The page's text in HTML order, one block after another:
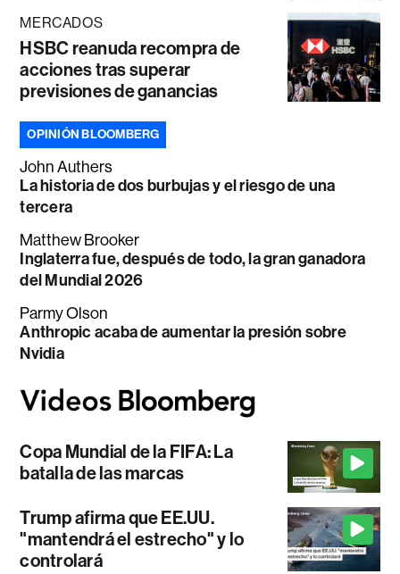
MERCADOS
HSBC reanuda recompra de
acciones tras superar
previsiones de ganancias
OPINIÓN BLOOMBERG
John Authers
La historia de dos burbujas y el riesgo de una
tercera
Matthew Brooker
Inglaterra fue, después de todo, la gran ganadora
del Mundial 2026
Parmy Olson
Anthropic acaba de aumentar la presión sobre
Nvidia
Copa Mundial de la FIFA: La
batalla de las marcas
Trump afirma que EE.UU.
"mantendrá el estrecho" y lo
controlará